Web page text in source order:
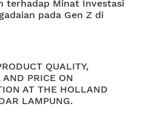
terhadap Minat Investasi
pada Gen Z di
QUALITY,
AND PRICE ON
AT THE HOLLAND
LAMPUNG.